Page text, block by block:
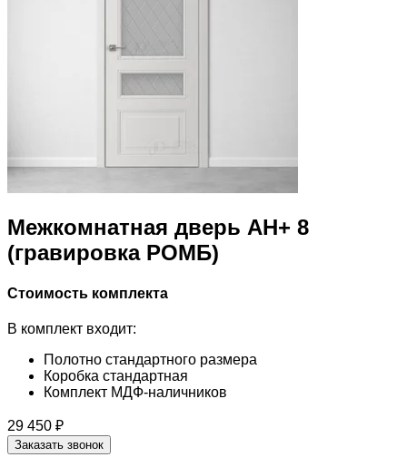
Межкомнатная дверь АН+ 8
(гравировка РОМБ)
Стоимость комплекта
В комплект входит:
Полотно стандартного размера
Коробка стандартная
Комплект МДФ-наличников
29 450 ₽
Заказать звонок